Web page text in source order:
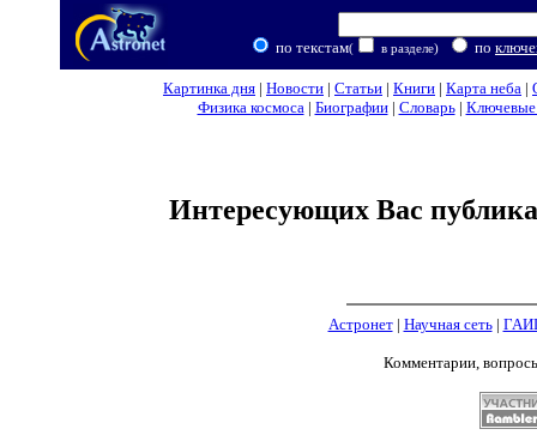
по текстам( в разделе) по
Картинка дня | Новости | Статьи | Книги | Карта неба |
Физика космоса| Биографии| Словарь| Ключевые
Интересующих Вас
Астронет| Научная сеть|
Комментарии,